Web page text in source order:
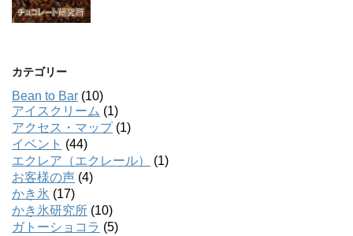
カテゴリー
Bean to Bar (10)
アイスクリーム (1)
アクセス・マップ (1)
イベント (44)
エクレア（エクレール）
(1)
お客様の声 (4)
かき氷 (17)
かき氷研究所 (10)
ガトーショコラ (5)